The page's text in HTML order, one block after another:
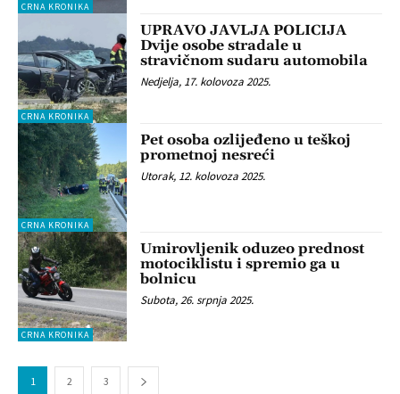
CRNA KRONIKA
CRNA KRONIKA
UPRAVO JAVLJA POLICIJA
Dvije osobe stradale u
stravičnom sudaru automobila
Nedjelja, 17. kolovoza 2025.
CRNA KRONIKA
Pet osoba ozlijeđeno u teškoj
prometnoj nesreći
Utorak, 12. kolovoza 2025.
CRNA KRONIKA
Umirovljenik oduzeo prednost
motociklistu i spremio ga u
bolnicu
Subota, 26. srpnja 2025.
1 2 3